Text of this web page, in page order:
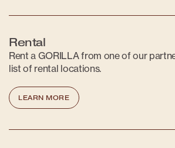
Rental
Rent a GORILLA from one of our
list of rental locations.
LEARN MORE